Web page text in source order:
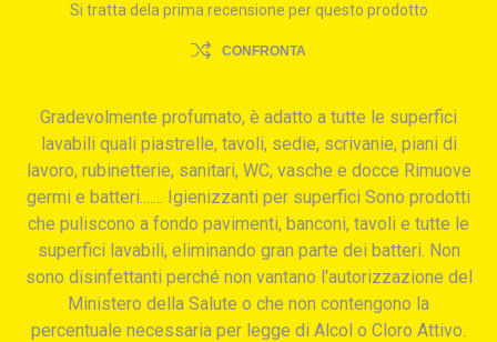
Si tratta dela prima recensione per questo prodotto
CONFRONTA
Gradevolmente profumato, è adatto a tutte le superfici
lavabili quali piastrelle, tavoli, sedie, scrivanie, piani di
lavoro, rubinetterie, sanitari, WC, vasche e docce Rimuove
germi e batteri....... Igienizzanti per superfici Sono prodotti
che puliscono a fondo pavimenti, banconi, tavoli e tutte le
superfici lavabili, eliminando gran parte dei batteri. Non
sono disinfettanti perché non vantano l'autorizzazione del
Ministero della Salute o che non contengono la
percentuale necessaria per legge di Alcol o Cloro Attivo.